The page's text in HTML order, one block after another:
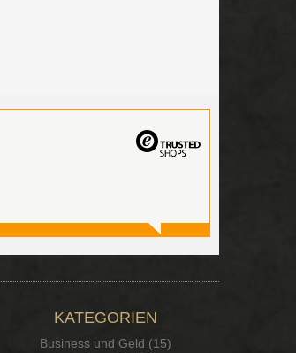
KATEGORIEN
Business und Geld (15)